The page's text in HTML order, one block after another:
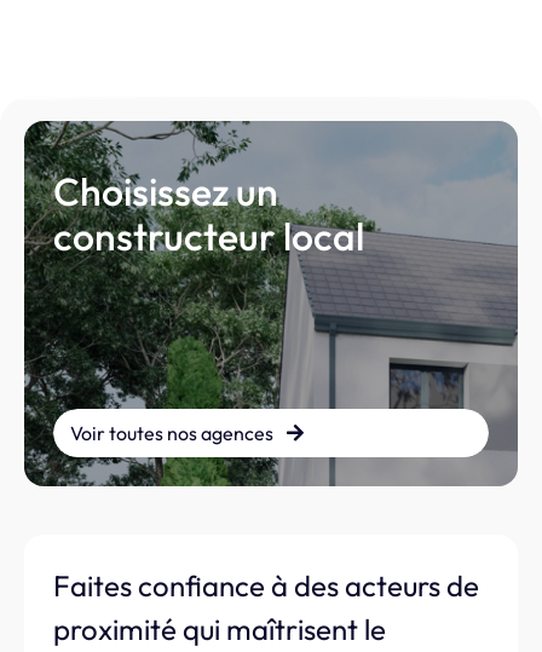
Choisissez un
constructeur local
Voir toutes nos agences
Faites confiance à des acteurs de
proximité qui maîtrisent le